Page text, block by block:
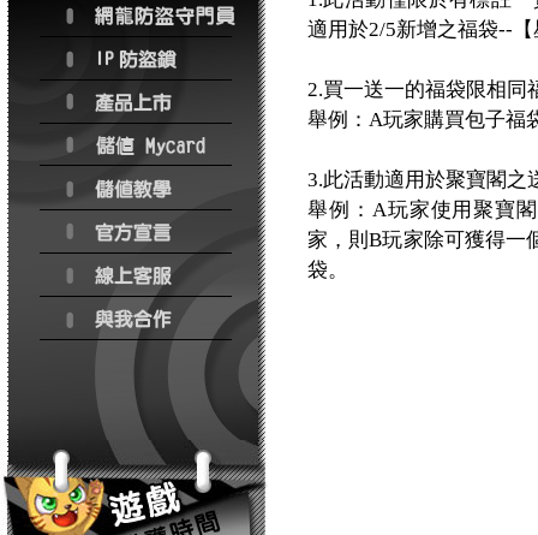
適用於2/5新增之福袋--
2.買一送一的福袋限相同
舉例：A玩家購買包子福
3.此活動適用於聚寶閣之
舉例：A玩家使用聚寶
家，則B玩家除可獲得一
袋。